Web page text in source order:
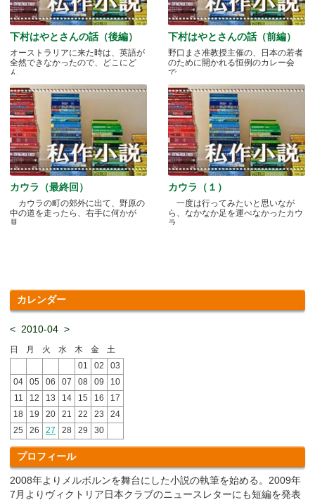
下村はやとさんの話（後編）
オーストラリアに来た時は、英語が
全然できなかったので、どこにど
ん.....
下村はやとさんの話（前編）
野口まさ准教授主催の、日本の若者
のために開かれる恒例のカレー会
で.....
カウラ（最終回）
カウラの町の郊外に出て、野原の
中の道を走ったら、右手に何かが
見.....
カウラ（１）
一度は行ってみたいと思いなが
ら、なかなか足を運べなかったカウ
ラ.....
カレンダー
< 2010-04 >
日 月 火 水 木 金
土
01
02
03
04
05 06 07 08 09
10
11
12 13 14 15 16
17
18
19 20 21 22 23
24
25
26 27 28 29 30
プロフィール
2008年よりメルボルンを舞台にした小説の執筆を始める。2009年
7月よりヴィクトリア日本クラブのニュースレターにも短編を発表